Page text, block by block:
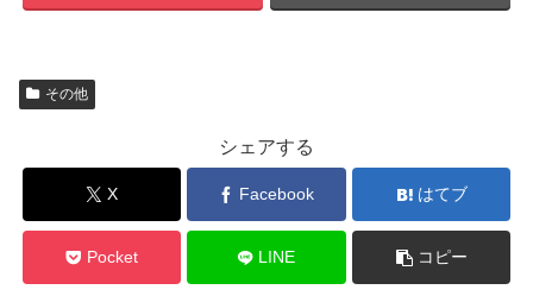
その他
シェアする
X Facebook はてブ
Pocket LINE コピー